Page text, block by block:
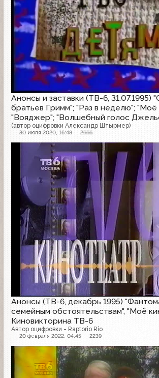
Анонсы и заставки (ТВ-6, 31.07.1995)
братьев Гримм"; "Раз в неделю"; "Моё
"Вояджер"; "Волшебный голос
"Последнее лето детства"
(автор оцифровки Александр Штырмер)
30 июля 2020, 16:48 2666
Анонсы (ТВ-6, декабрь 1995)
семейным обстоятельствам", "Моё
Киновикторина ТВ-6
Автор оцифровки - Raptorio Rio
20 февраля 2022, 04:45 2239